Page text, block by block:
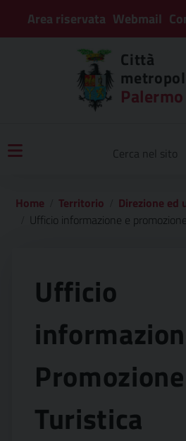
Area riservata Webmail
Città
Palermo
Home Territorio
Direzione ed
Ufficio informazione e
Ufficio
Promozione
Turistica